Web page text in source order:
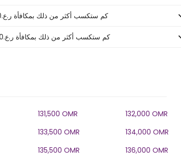
كم ستكسب أكثر من ذلك بمكافأة ر.ع.1000 على راتب ر.ع.‏١٣٠٬٠٠٠ ‏ في سلطنة عمان؟
كم ستكسب أكثر من ذلك بمكافأة ر.ع.5000 على راتب ر.ع.‏١٣٠٬٠٠٠ ‏ في سلطنة عمان؟
131,500 OMR
132,000 OMR
133,500 OMR
134,000 OMR
135,500 OMR
136,000 OMR